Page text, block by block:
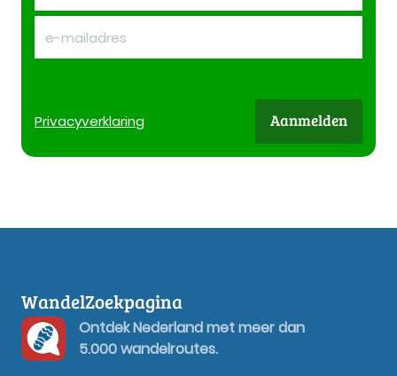
Privacyverklaring Aanmelden
WandelZoekpagina
Ontdek Nederland met meer dan
5.000 wandelroutes.